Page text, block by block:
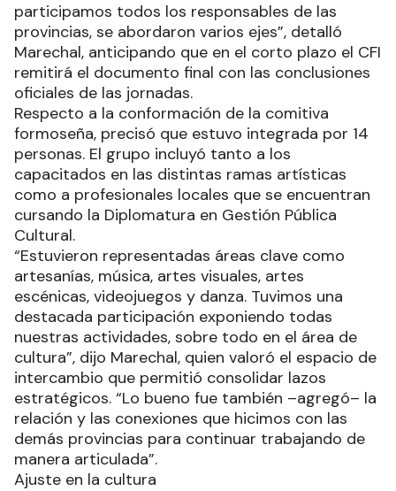
participamos todos los responsables de las
provincias, se abordaron varios ejes”, detalló
Marechal, anticipando que en el corto plazo el CFI
remitirá el documento final con las conclusiones
oficiales de las jornadas.
Respecto a la conformación de la comitiva
formoseña, precisó que estuvo integrada por 14
personas. El grupo incluyó tanto a los
capacitados en las distintas ramas artísticas
como a profesionales locales que se encuentran
cursando la Diplomatura en Gestión Pública
Cultural.
“Estuvieron representadas áreas clave como
artesanías, música, artes visuales, artes
escénicas, videojuegos y danza. Tuvimos una
destacada participación exponiendo todas
nuestras actividades, sobre todo en el área de
cultura”, dijo Marechal, quien valoró el espacio de
intercambio que permitió consolidar lazos
estratégicos. “Lo bueno fue también –agregó– la
relación y las conexiones que hicimos con las
demás provincias para continuar trabajando de
manera articulada”.
Ajuste en la cultura